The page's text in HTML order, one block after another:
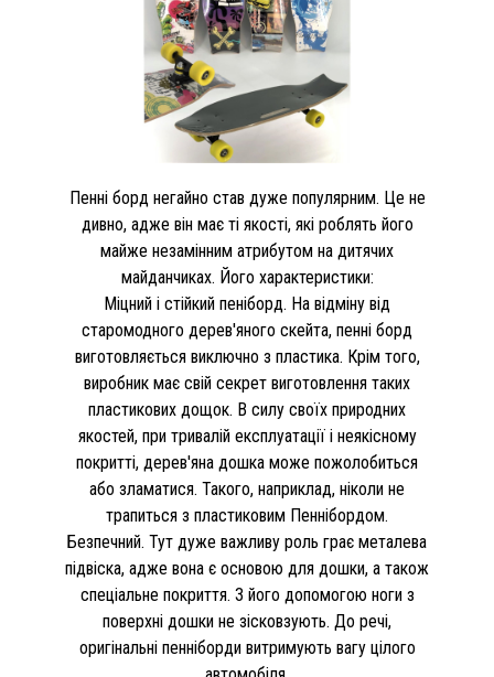
Пенні борд негайно став дуже популярним. Це не
дивно, адже він має ті якості, які роблять його
майже незамінним атрибутом на дитячих
майданчиках. Його характеристики:
Міцний і стійкий пеніборд. На відміну від
старомодного дерев'яного скейта, пенні борд
виготовляється виключно з пластика. Крім того,
виробник має свій секрет виготовлення таких
пластикових дощок. В силу своїх природних
якостей, при тривалій експлуатації і неякісному
покритті, дерев'яна дошка може пожолобиться
або зламатися. Такого, наприклад, ніколи не
трапиться з пластиковим Пеннібордом.
Безпечний. Тут дуже важливу роль грає металева
підвіска, адже вона є основою для дошки, а також
спеціальне покриття. З його допомогою ноги з
поверхні дошки не зісковзують. До речі,
оригінальні пенніборди витримують вагу цілого